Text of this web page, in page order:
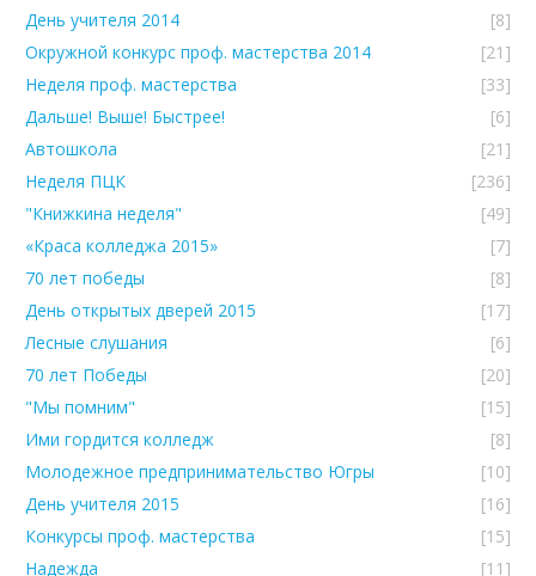
День учителя 2014
[8]
Окружной конкурс проф. мастерства 2014
[21]
Неделя проф. мастерства
[33]
Дальше! Выше! Быстрее!
[6]
Автошкола
[21]
Неделя ПЦК
[236]
"Книжкина неделя"
[49]
«Краса колледжа 2015»
[7]
70 лет победы
[8]
День открытых дверей 2015
[17]
Лесные слушания
[6]
70 лет Победы
[20]
"Мы помним"
[15]
Ими гордится колледж
[8]
Молодежное предпринимательство Югры
[10]
День учителя 2015
[16]
Конкурсы проф. мастерства
[15]
Надежда
[11]